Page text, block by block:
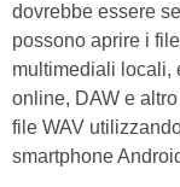
qualsiasi
strumenti di
WAV.
Praticamente tutti i
supportano anche i